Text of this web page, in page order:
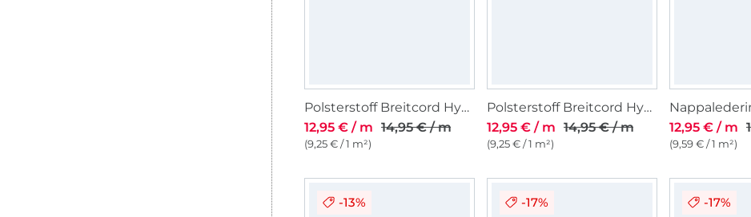
Polsterstoff Breitcord Hyper, altrosa
12,95 € / m 14,95 € / m
(9,25 € / 1 m²)
Polsterstoff Breitcord Hyper, dunkelgrün
12,95 € / m 14,95 € / m
(9,25 € / 1 m²)
12,95 € / m
(9,59 € / 1 m²)
-13% -17% -17%